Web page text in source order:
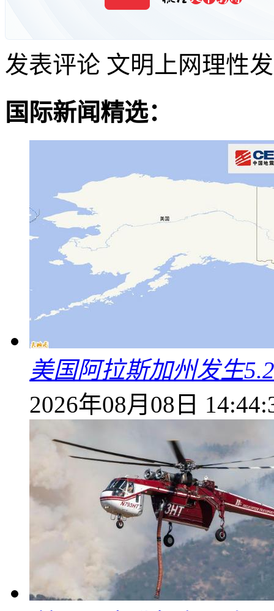
发表评论 文明上网理性
国际新闻精选：
美国阿拉斯加州发生
2026年08月08日